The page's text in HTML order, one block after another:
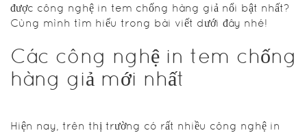
được công nghệ in tem chống hàng giả nổi bật nhất?
Cùng mình tìm hiểu trong bài viết dưới đây nhé!
Các công nghệ in tem chống
hàng giả mới nhất
Hiện nay, trên thị trường có rất nhiều công nghệ in